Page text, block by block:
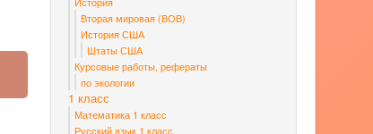
Вторая мировая (ВОВ)
История США
Штаты США
Курсовые работы, рефераты
по экологии
1 класс
Математика 1 класс
Русский язык 1 класс